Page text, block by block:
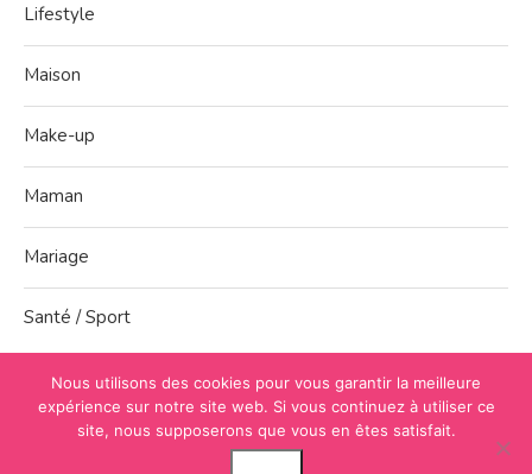
Lifestyle
Maison
Make-up
Maman
Mariage
Santé / Sport
Accueil À propos Contact
Mentions légales
Nous utilisons des cookies pour vous garantir la meilleure
expérience sur notre site web. Si vous continuez à utiliser ce
site, nous supposerons que vous en êtes satisfait.